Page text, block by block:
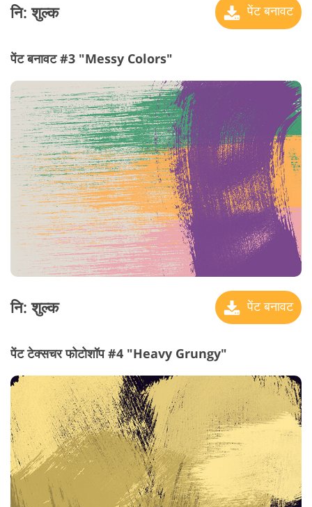
नि: शुल्क पेंट बनावट
पेंट बनावट #3 "Messy Colors"
नि: शुल्क पेंट बनावट
पेंट टेक्सचर फोटोशॉप #4 "Heavy Grungy"